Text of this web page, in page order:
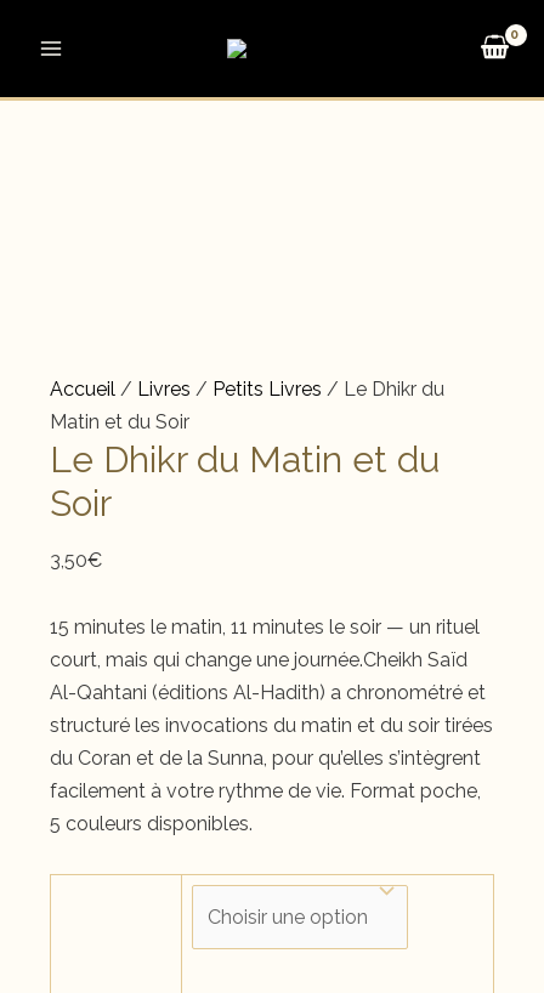
Accueil/ Livres / Petits Livres / Le Dhikr du
Matin et du Soir
Le Dhikr du Matin et du
Soir
3,50€
15 minutes le matin, 11 minutes le soir — un rituel
court, mais qui change une journée.Cheikh Saïd
Al-Qahtani (éditions Al-Hadith) a chronométré et
structuré les invocations du matin et du soir tirées
du Coran et de la Sunna, pour qu’elles s’intègrent
facilement à votre rythme de vie. Format poche,
5 couleurs disponibles.